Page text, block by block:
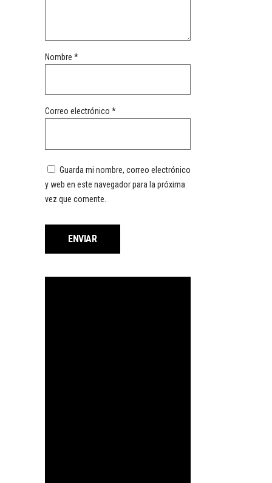
Nombre *
Correo electrónico *
Guarda mi nombre, correo electrónico
y web en este navegador para la próxima
vez que comente.